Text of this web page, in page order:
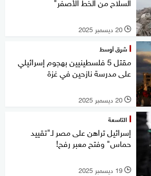
l 20 ديسمبر 2025
شرق أوسط
مقتل 5 فلسطينيين بهجوم إسرائيلي
على مدرسة نازحين في غزة
l 20 ديسمبر 2025
التاسعة
إسرائيل تراهن على مصر لـ"تقييد
حماس" وفتح معبر رفح!
l 19 ديسمبر 2025